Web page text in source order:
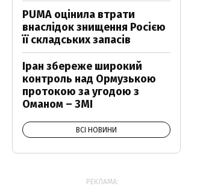
PUMA оцінила втрати
внаслідок знищення Росією
її складських запасів
Іран збереже широкий
контроль над Ормузькою
протокою за угодою з
Оманом – ЗМІ
ВСІ НОВИНИ
РЕКЛАМА: